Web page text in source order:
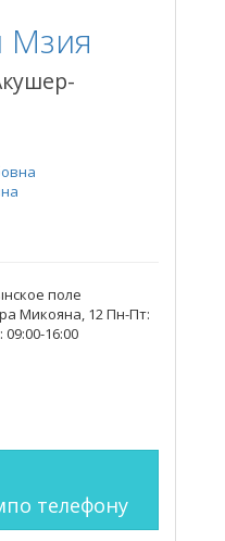
Мзия
поле
Микояна, 12Пн-Пт:
09:00-16:00
по телефону